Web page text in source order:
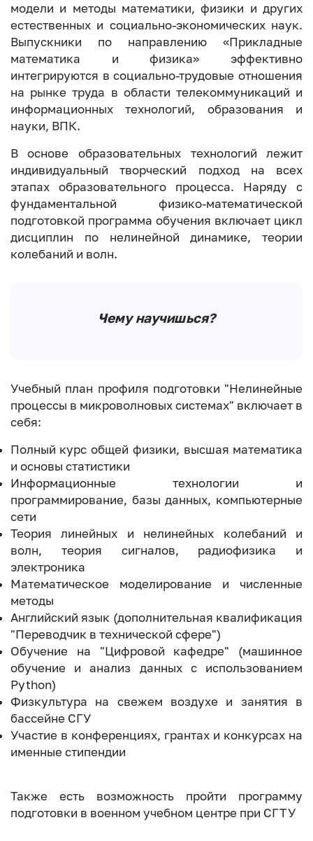
модели и методы математики, физики и других
естественных и социально-экономических наук.
Выпускники по направлению «Прикладные
математика и физика» эффективно
интегрируются в социально-трудовые отношения
на рынке труда в области телекоммуникаций и
информационных технологий, образования и
науки, ВПК.
В основе образовательных технологий лежит
индивидуальный творческий подход на всех
этапах образовательного процесса. Наряду с
фундаментальной физико-математической
подготовкой программа обучения включает цикл
дисциплин по нелинейной динамике, теории
колебаний и волн.
Чему научишься?
Учебный план профиля подготовки "Нелинейные
процессы в микроволновых системах" включает в
себя:
Полный курс общей физики, высшая математика
и основы статистики
Информационные технологии и
программирование, базы данных, компьютерные
сети
Теория линейных и нелинейных колебаний и
волн, теория сигналов, радиофизика и
электроника
Математическое моделирование и численные
методы
Английский язык (дополнительная квалификация
"Переводчик в технической сфере")
Обучение на "Цифровой кафедре" (машинное
обучение и анализ данных с использованием
Python)
Физкультура на свежем воздухе и занятия в
бассейне СГУ
Участие в конференциях, грантах и конкурсах на
именные стипендии
Также есть возможность пройти программу
подготовки в военном учебном центре при СГТУ